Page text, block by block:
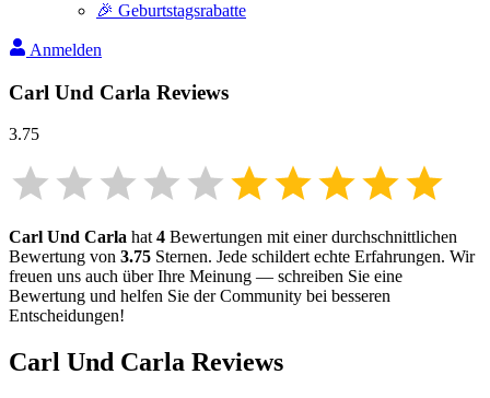
🎉 Geburtstagsrabatte
Anmelden
Carl Und Carla Reviews
3.75
Carl Und Carla hat4 Bewertungen mit einer durchschnittlichen
Bewertung von 3.75 Sternen. Jede schildert echte Erfahrungen. Wir
freuen uns auch über Ihre Meinung — schreiben Sie eine
Bewertung und helfen Sie der Community bei besseren
Entscheidungen!
Carl Und Carla Reviews